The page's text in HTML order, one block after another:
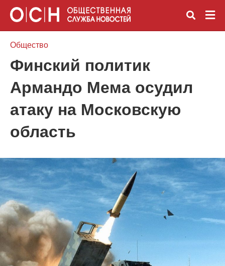
Общество
Финский политик
Армандо Мема осудил
атаку на Московскую
область